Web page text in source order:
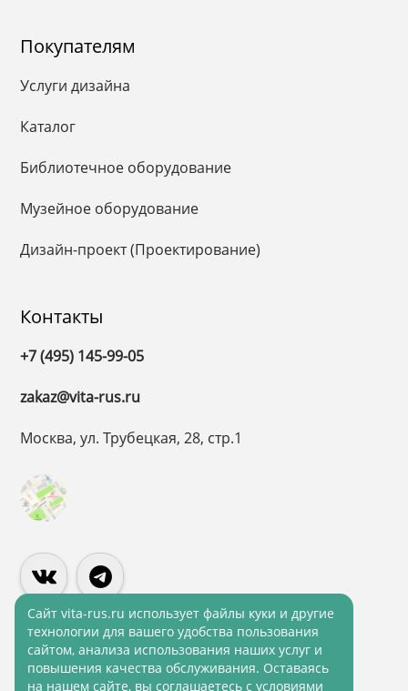
Покупателям
Услуги дизайна
Каталог
Библиотечное оборудование
Музейное оборудование
Дизайн-проект (Проектирование)
Контакты
+7 (495) 145-99-05
zakaz@vita-rus.ru
Москва, ул. Трубецкая, 28, стр.1
Политика конфиденциальности
Политика обработки персональных данных
Cайт vita-rus.ru использует файлы куки и другие
технологии для вашего удобства пользования
сайтом, анализа использования наших услуг и
повышения качества обслуживания. Оставаясь
на нашем сайте, вы соглашаетесь с условиями